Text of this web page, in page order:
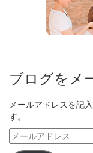
ブログをメ
メールアドレスを記
す。
メ
ー